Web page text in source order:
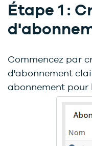
Étape 1 :
Commencez par
d'abonnement
abonnement pour